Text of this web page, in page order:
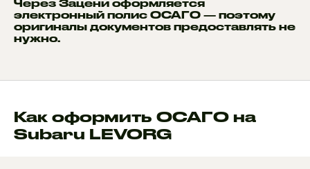
Через Зацени оформляется
электронный полис ОСАГО — поэтому
оригиналы документов предоставлять не
нужно.
Как оформить ОСАГО на
Subaru LEVORG